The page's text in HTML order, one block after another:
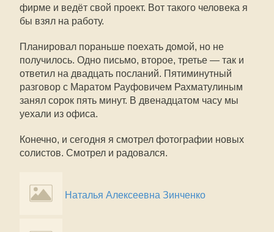
фирме и ведёт свой проект. Вот такого человека я
бы взял на работу.
Планировал пораньше поехать домой, но не
получилось. Одно письмо, второе, третье — так и
ответил на двадцать посланий. Пятиминутный
разговор с Маратом Рауфовичем Рахматулиным
занял сорок пять минут. В двенадцатом часу мы
уехали из офиса.
Конечно, и сегодня я смотрел фотографии новых
солистов. Смотрел и радовался.
Наталья Алексеевна Зинченко